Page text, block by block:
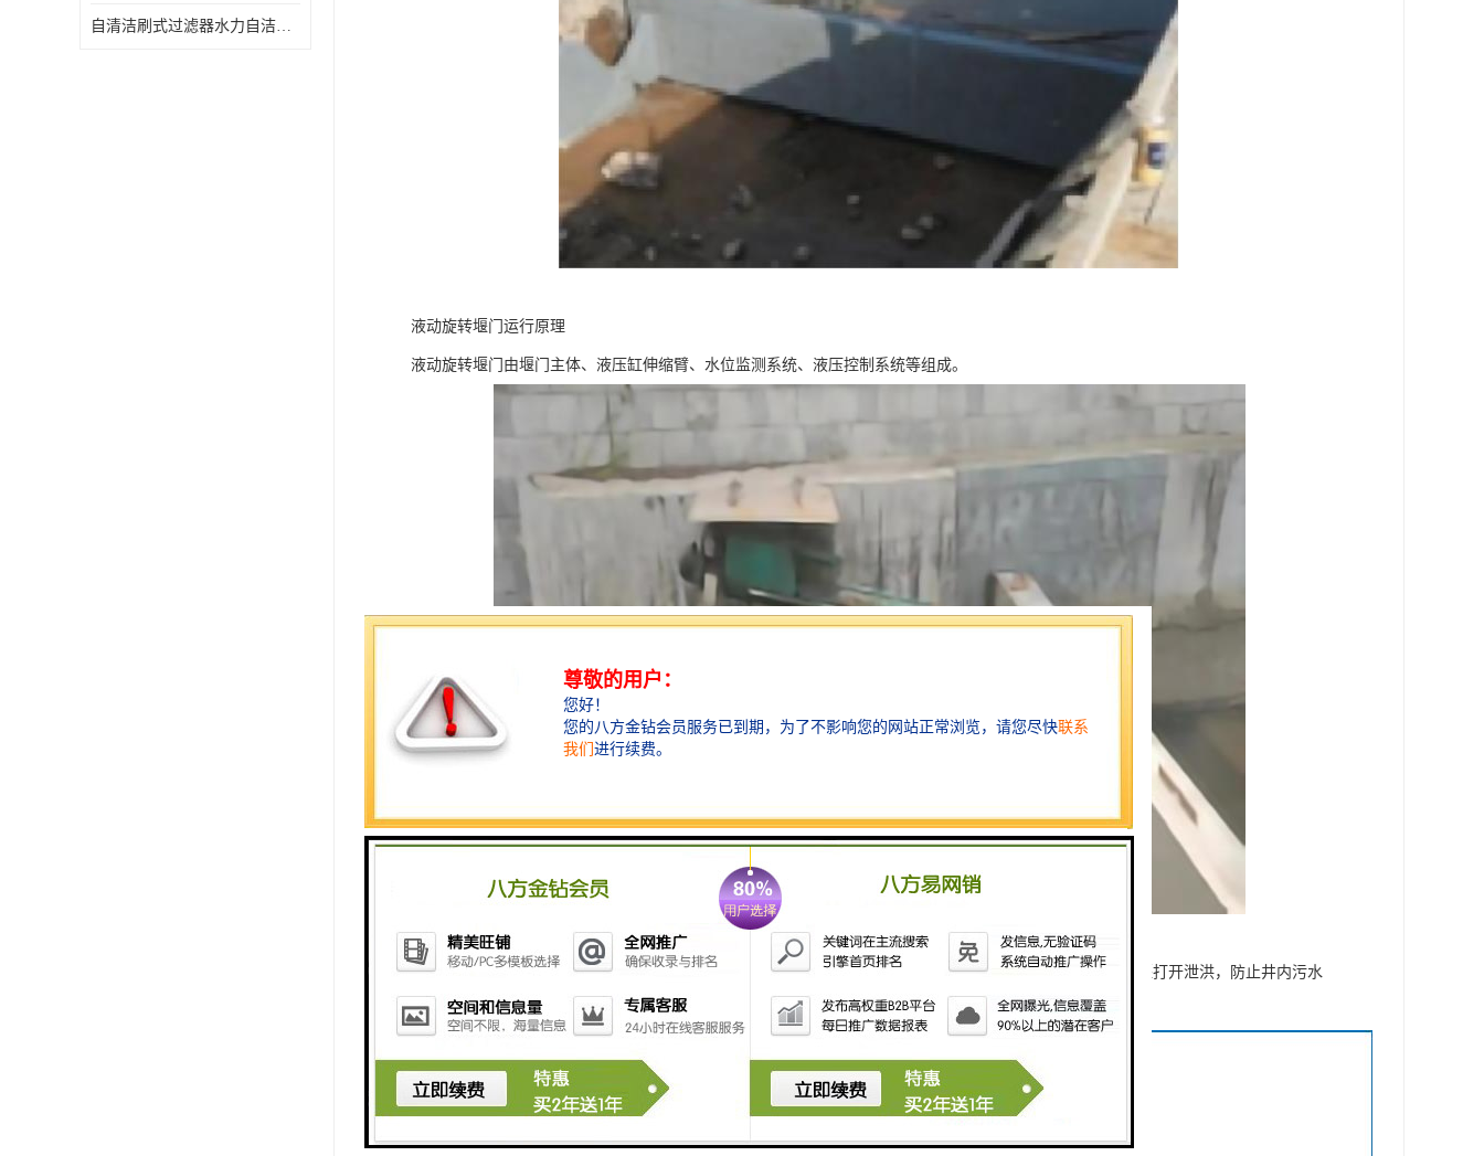
自清洁刷式过滤器水力自洁式滚刷 重量轻 使用寿命长
液动旋转堰门运行原理
液动旋转堰门由堰门主体、液压缸伸缩臂、水位监测系统、液压控制系统等组成。
当旱季和小雨时，堰门处于关闭状态，实现完全截流井中污水的功能。大雨来临，井中水位过高时，防倒灌堰打开泄洪，防止井内污水
造成内涝。